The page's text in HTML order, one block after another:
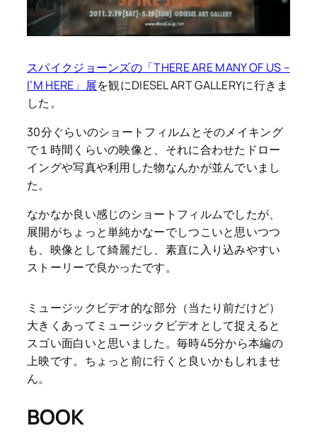
スパイクジョーンズの「THERE ARE MANY OF US –
I’M HERE」展を観にDIESEL ART GALLERYに行きま
した。
30分ぐらいのショートフィルムとそのメイキング
で１時間くらいの映像と、それに合わせたドロー
イングや写真や利用した物なんかが並んでいまし
た。
なかなか良い感じのショートフィルムでしたが、
展開がちょっと単純かなーでしつこいと思いつつ
も、映像として綺麗だし、素直に入り込みやすい
ストーリーで良かったです。
ミュージックビデオ的な部分（当たり前だけど）
大きくあってミュージックビデオとして捉えると
スゴい面白いと思いました。毎時45分から本編の
上映です。ちょっと前に行くと良いかもしれませ
ん。
BOOK